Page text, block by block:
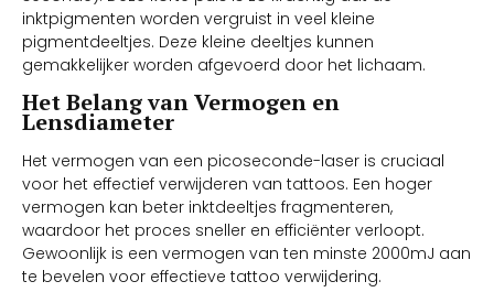
inktpigmenten worden vergruist in veel kleine
pigmentdeeltjes. Deze kleine deeltjes kunnen
gemakkelijker worden afgevoerd door het lichaam.
Het Belang van Vermogen en
Lensdiameter
Het vermogen van een picoseconde-laser is cruciaal
voor het effectief verwijderen van tattoos. Een hoger
vermogen kan beter inktdeeltjes fragmenteren,
waardoor het proces sneller en efficiënter verloopt.
Gewoonlijk is een vermogen van ten minste 2000mJ aan
te bevelen voor effectieve tattoo verwijdering.